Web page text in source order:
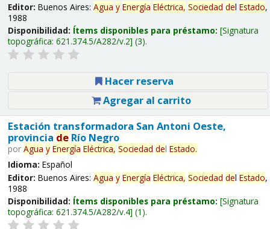
Editor: Buenos Aires: Agua y Energía Eléctrica, Sociedad del Estado,
1988
Disponibilidad: Ítems disponibles para préstamo: Signatura
topográfica: 621.374.5/A282/v.2 (3).
Hacer reserva
Agregar al carrito
Estación transformadora San Antoni Oeste,
provincia deRío Negro
por Agua y Energía Eléctrica, Sociedad del Estado.
Idioma: Español
Editor: Buenos Aires: Agua y Energía Eléctrica, Sociedad del Estado,
1988
Disponibilidad: Ítems disponibles para préstamo: Signatura
topográfica: 621.374.5/A282/v.4 (1).